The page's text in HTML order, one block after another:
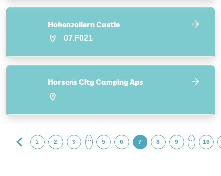
Hohenzollern Castle
07.F021
Horsens City Camping Aps
1 2 3 … 5 6 7 8 9 … 16